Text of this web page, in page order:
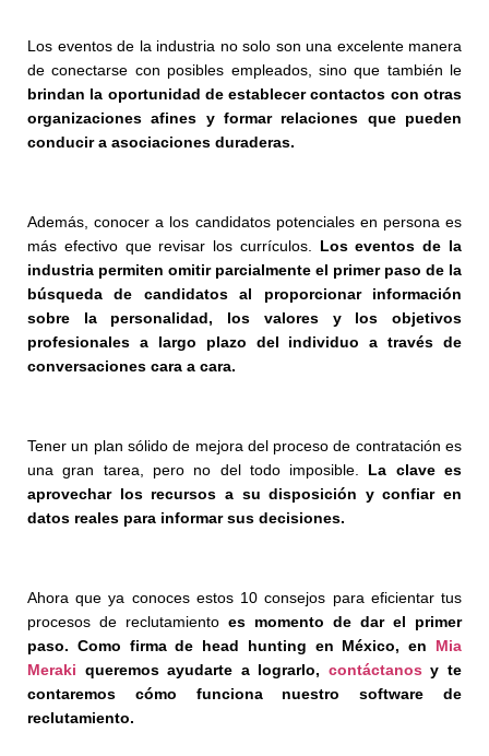
Los eventos de la industria no solo son una excelente manera
de conectarse con posibles empleados, sino que también le
brindan la oportunidad de establecer contactos con otras
organizaciones afines y formar relaciones que pueden
conducir a asociaciones duraderas.
Además, conocer a los candidatos potenciales en persona es
más efectivo que revisar los currículos. Los eventos de la
industria permiten omitir parcialmente el primer paso de la
búsqueda de candidatos al proporcionar información
sobre la personalidad, los valores y los objetivos
profesionales a largo plazo del individuo a través de
conversaciones cara a cara.
Tener un plan sólido de mejora del proceso de contratación es
una gran tarea, pero no del todo imposible. La clave es
aprovechar los recursos a su disposición y confiar en
datos reales para informar sus decisiones.
Ahora que ya conoces estos 10 consejos para eficientar tus
procesos de reclutamiento es momento de dar el primer
paso. Como firma de head hunting en México, en Mia
Meraki queremos ayudarte a lograrlo, contáctanos y te
contaremos cómo funciona nuestro software de
reclutamiento.